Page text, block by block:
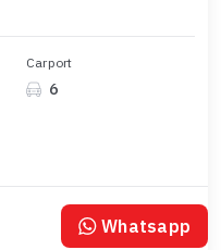
Carport
6
Whatsapp